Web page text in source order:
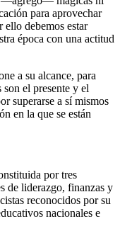
para aprovechar
ello debemos estar
época con una actitud
a su alcance, para
son el presente y el
superarse a sí mismos
en la que se están
por tres
de liderazgo, finanzas y
reconocidos por su
nacionales e